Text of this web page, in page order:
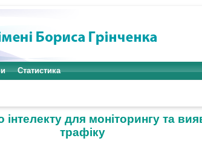
Статистика
інтелекту для моніторингу та
трафіку